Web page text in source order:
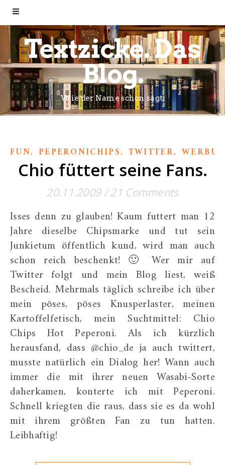
Textzicke. Das
Blog.
Wie der Name schon sagt.
FUN, PEPERONICHIPS, TWITTER,
Chio füttert seine Fans.
20.11.2009 / 21 Comments
Isses denn zu glauben! Kaum futtert man 12
Jahre dieselbe Chipsmarke und tut sein
Junkietum öffentlich kund, wird man auch
schon reich beschenkt! 🙂 Wer mir auf
Twitter folgt und mein Blog liest, weiß
Bescheid. Mehrmals täglich schreibe ich über
mein pöses, pöses Knusperlaster, meinen
Kartoffelfetisch, mein Suchtmittel: Chio
Chips Hot Peperoni. Als ich kürzlich
herausfand, dass @chio_de ja auch twittert,
musste natürlich ein Dialog her! Wann auch
immer die mit ihrer neuen Wasabi-Sorte
daherkamen, konterte ich mit Peperoni.
Schnell kriegten die raus, dass sie es da wohl
mit ihrem größten Fan zu tun hatten.
Leibhaftig!